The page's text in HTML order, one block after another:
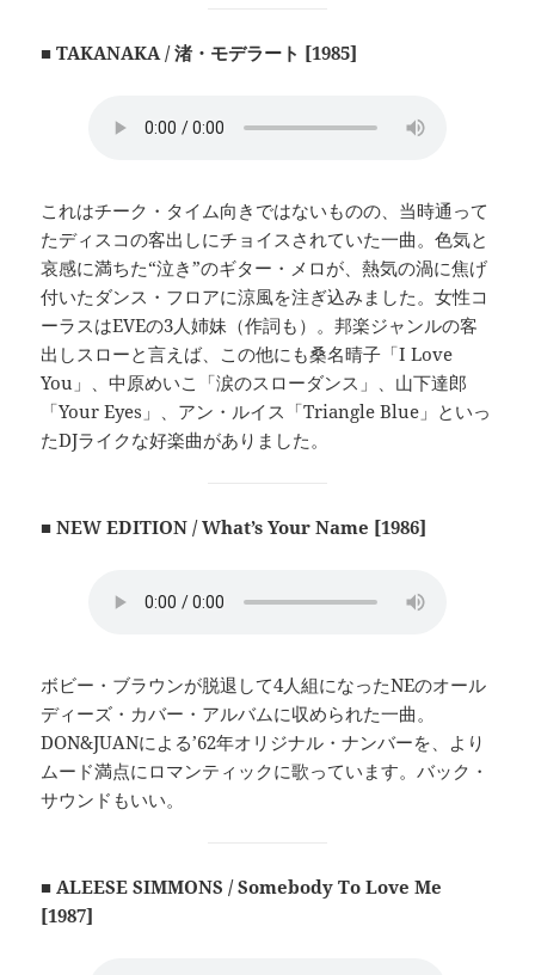
■ TAKANAKA / 渚・モデラート [1985]
これはチーク・タイム向きではないものの、当時通って
たディスコの客出しにチョイスされていた一曲。色気と
哀感に満ちた“泣き”のギター・メロが、熱気の渦に焦げ
付いたダンス・フロアに涼風を注ぎ込みました。女性コ
ーラスはEVEの3人姉妹（作詞も）。邦楽ジャンルの客
出しスローと言えば、この他にも桑名晴子「I Love
You」、中原めいこ「涙のスローダンス」、山下達郎
「Your Eyes」、アン・ルイス「Triangle Blue」といっ
たDJライクな好楽曲がありました。
■ NEW EDITION / What’s Your Name [1986]
ボビー・ブラウンが脱退して4人組になったNEのオール
ディーズ・カバー・アルバムに収められた一曲。
DON&JUANによる’62年オリジナル・ナンバーを、より
ムード満点にロマンティックに歌っています。バック・
サウンドもいい。
■ ALEESE SIMMONS / Somebody To Love Me
[1987]